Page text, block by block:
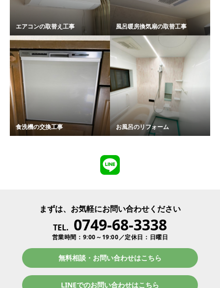
エアコンの取替え工事 風呂暖房換気扇の取替工事
食洗機の交換工事 お風呂のリフォーム
まずは、お気軽にお問い合わせください
TEL. 0749-68-3338
営業時間：9:00～19:00／定休日：日曜日
無料相談・お問い合わせはこちら
LINEでのお問い合わせはこちら